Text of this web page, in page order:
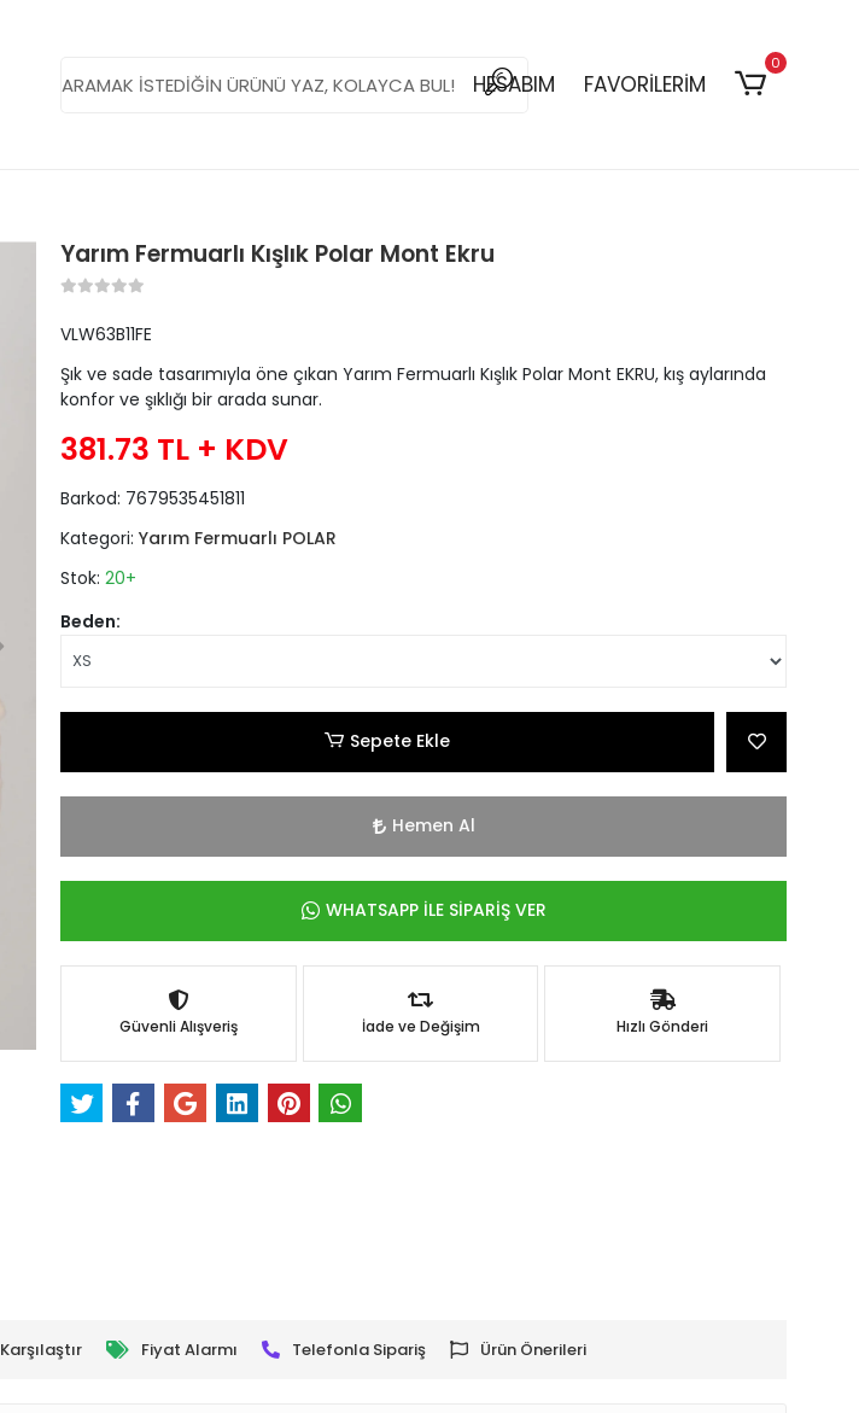
HESABIM FAVORİLERİM
0
Yarım Fermuarlı Kışlık Polar Mont Ekru
VLW63B11FE
Şık ve sade tasarımıyla öne çıkan Yarım Fermuarlı Kışlık Polar Mont EKRU, kış aylarında
konfor ve şıklığı bir arada sunar.
381.73 TL + KDV
Barkod: 7679535451811
Kategori: Yarım Fermuarlı POLAR
Stok: 20+
Beden:
Sepete Ekle
Hemen Al
WHATSAPP İLE SİPARİŞ VER
Güvenli Alışveriş İade ve Değişim Hızlı Gönderi
Karşılaştır Fiyat Alarmı Telefonla Sipariş Ürün Önerileri